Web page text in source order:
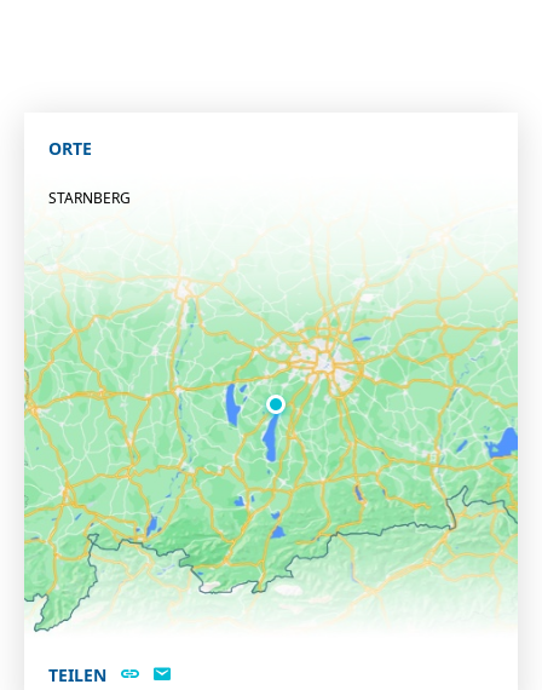
ORTE
STARNBERG
TEILEN